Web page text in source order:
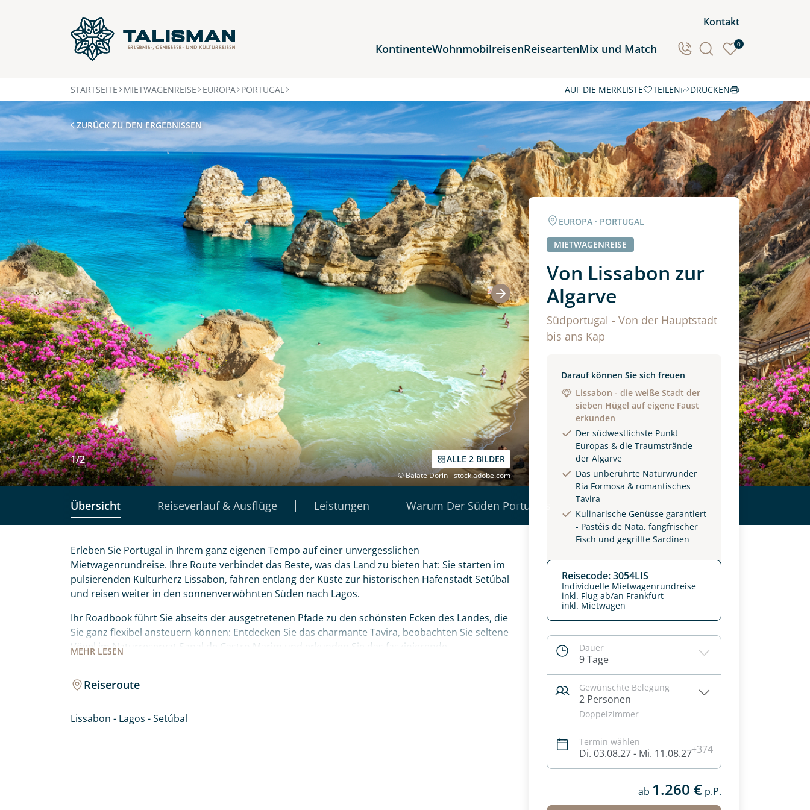
Kontakt
KontinenteWohnmobilreisenReiseartenMix und Match 0
Afrika
Asien
Europa
Nordamerika
Ozeanien
Südamerika
STARTSEITE MIETWAGENREISE EUROPA PORTUGAL AUF DIE MERKLISTE TEILEN DRUCKEN
ZURÜCK ZU DEN ERGEBNISSEN
1/2 ALLE 2 BILDER
© Balate Dorin - stock.adobe.com
Übersicht Reiseverlauf & Ausflüge Leistungen Warum Der Süden Portugals
EUROPA · PORTUGAL
MIETWAGENREISE
Von Lissabon zur
Algarve
Südportugal - Von der Hauptstadt
bis ans Kap
Darauf können Sie sich freuen
Lissabon - die weiße Stadt der
sieben Hügel auf eigene Faust
erkunden
Der südwestlichste Punkt
Europas & die Traumstrände
der Algarve
Das unberührte Naturwunder
Ria Formosa & romantisches
Tavira
Kulinarische Genüsse garantiert
- Pastéis de Nata, fangfrischer
Fisch und gegrillte Sardinen
Reisecode: 3054LIS
Individuelle Mietwagenrundreise
inkl. Flug ab/an Frankfurt
inkl. Mietwagen
Dauer
9 Tage
Gewünschte Belegung
2 Personen
Doppelzimmer
Termin wählen
Di. 03.08.27 - Mi. 11.08.27+374
ab 1.260 € p.P.
MEHR LESEN
Erleben Sie Portugal in Ihrem ganz eigenen Tempo auf einer unvergesslichen
Mietwagenrundreise. Ihre Route verbindet das Beste, was das Land zu bieten hat: Sie starten im
pulsierenden Kulturherz Lissabon, fahren entlang der Küste zur historischen Hafenstadt Setúbal
und reisen weiter in den sonnenverwöhnten Süden nach Lagos.
Ihr Roadbook führt Sie abseits der ausgetretenen Pfade zu den schönsten Ecken des Landes, die
Sie ganz flexibel ansteuern können: Entdecken Sie das charmante Tavira, beobachten Sie seltene
Vögel im Naturreservat Sapal de Castro Marim und erkunden Sie das faszinierende
hinauf in die idyllische Bergwelt von Monchique. Ihr ganz persönliches Portugal-Abenteuer
Reiseroute
Lissabon - Lagos - Setúbal